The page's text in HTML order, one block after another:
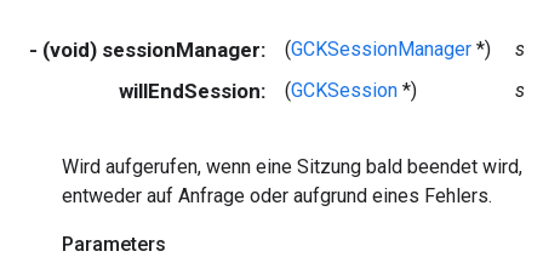
- (void) sessionManager: (GCKSessionManager *)
willEndSession: (GCKSession *)
Wird aufgerufen, wenn eine Sitzung bald beendet wird,
entweder auf Anfrage oder aufgrund eines Fehlers.
Parameters